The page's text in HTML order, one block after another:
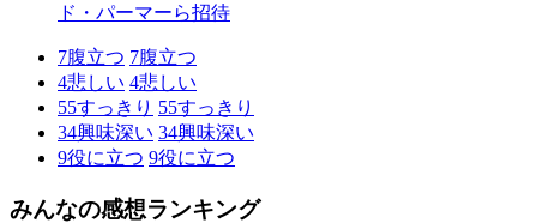
ド・パーマーら招待
7腹立つ 7腹立つ
4悲しい 4悲しい
55すっきり 55すっきり
34興味深い 34興味深い
9役に立つ 9役に立つ
みんなの感想ランキング